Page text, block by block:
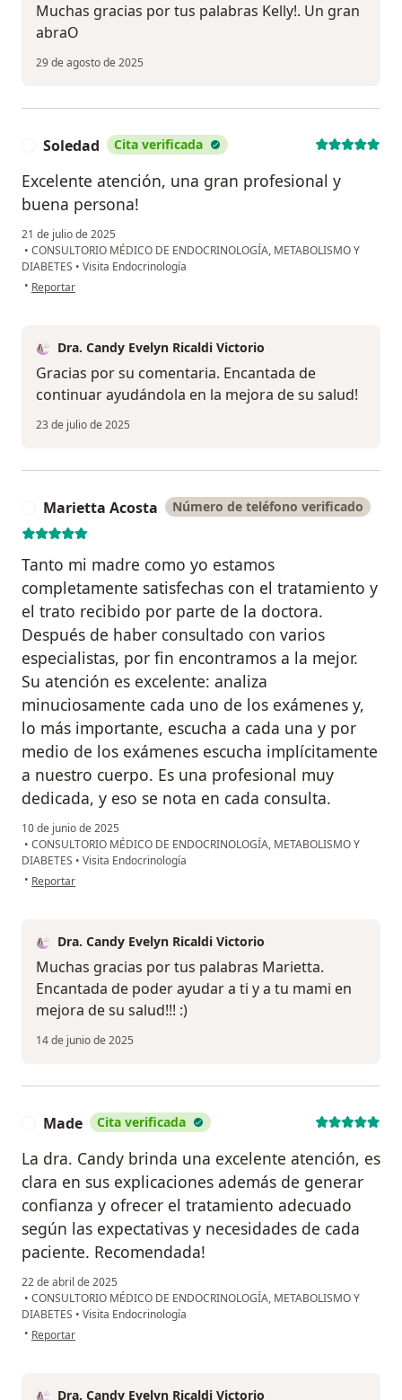
Muchas gracias por tus palabras Kelly!. Un gran
abraO
29 de agosto de 2025
Soledad Cita verificada
Excelente atención, una gran profesional y
buena persona!
21 de julio de 2025
• CONSULTORIO MÉDICO DE ENDOCRINOLOGÍA, METABOLISMO Y
DIABETES • Visita Endocrinología
• en opinión del usuario Soledad
Reportar
Dra. Candy Evelyn Ricaldi Victorio
Gracias por su comentaria. Encantada de
continuar ayudándola en la mejora de su salud!
23 de julio de 2025
Marietta Acosta Número de teléfono verificado
Tanto mi madre como yo estamos
completamente satisfechas con el tratamiento y
el trato recibido por parte de la doctora.
Después de haber consultado con varios
especialistas, por fin encontramos a la mejor.
Su atención es excelente: analiza
minuciosamente cada uno de los exámenes y,
lo más importante, escucha a cada una y por
medio de los exámenes escucha implícitamente
a nuestro cuerpo. Es una profesional muy
dedicada, y eso se nota en cada consulta.
10 de junio de 2025
• CONSULTORIO MÉDICO DE ENDOCRINOLOGÍA, METABOLISMO Y
DIABETES • Visita Endocrinología
• en opinión del usuario Marietta Acosta
Reportar
Dra. Candy Evelyn Ricaldi Victorio
Muchas gracias por tus palabras Marietta.
Encantada de poder ayudar a ti y a tu mami en
mejora de su salud!!! :)
14 de junio de 2025
Made Cita verificada
La dra. Candy brinda una excelente atención, es
clara en sus explicaciones además de generar
confianza y ofrecer el tratamiento adecuado
según las expectativas y necesidades de cada
paciente. Recomendada!
22 de abril de 2025
• CONSULTORIO MÉDICO DE ENDOCRINOLOGÍA, METABOLISMO Y
DIABETES • Visita Endocrinología
• en opinión del usuario Made
Reportar
Dra. Candy Evelyn Ricaldi Victorio